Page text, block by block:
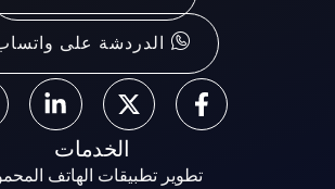
الدردشة على
الخدمات
تطوير تطبيقات الهاتف